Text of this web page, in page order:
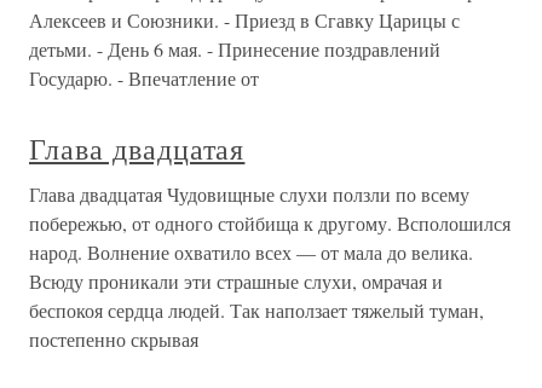
Алексеев и Союзники. - Приезд в Сгавку Царицы с
детьми. - День 6 мая. - Принесение поздравлений
Государю. - Впечатление от
Глава двадцатая
Глава двадцатая Чудовищные слухи ползли по всему
побережью, от одного стойбища к другому. Всполошился
народ. Волнение охватило всех — от мала до велика.
Всюду проникали эти страшные слухи, омрачая и
беспокоя сердца людей. Так наползает тяжелый туман,
постепенно скрывая